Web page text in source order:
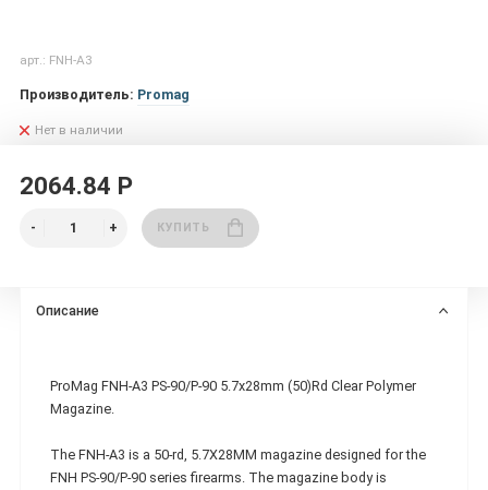
арт.: FNH-A3
Производитель: Promag
Нет в наличии
2064.84 Р
КУПИТЬ
Описание
ProMag FNH-A3 PS-90/P-90 5.7x28mm (50)Rd Clear Polymer
Magazine.
The FNH-A3 is a 50-rd, 5.7X28MM magazine designed for the
FNH PS-90/P-90 series firearms. The magazine body is